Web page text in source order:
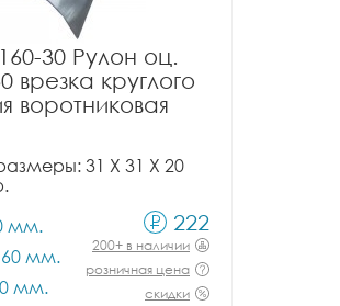
30 Рулон оц.
врезка круглого
воротниковая
31 X 31 X 20
мм.
мм.
мм.
222
200+ в наличии
розничная цена
скидки